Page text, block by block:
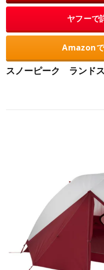
ヤフーで
Amazonで
スノーピーク ランド